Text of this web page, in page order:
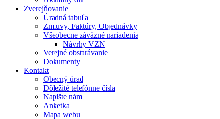
Zverejňovanie
Úradná tabuľa
Zmluvy, Faktúry, Objednávky
Všeobecne záväzné nariadenia
Návrhy VZN
Verejné obstarávanie
Dokumenty
Kontakt
Obecný úrad
Dôležité telefónne čísla
Napíšte nám
Anketka
Mapa webu